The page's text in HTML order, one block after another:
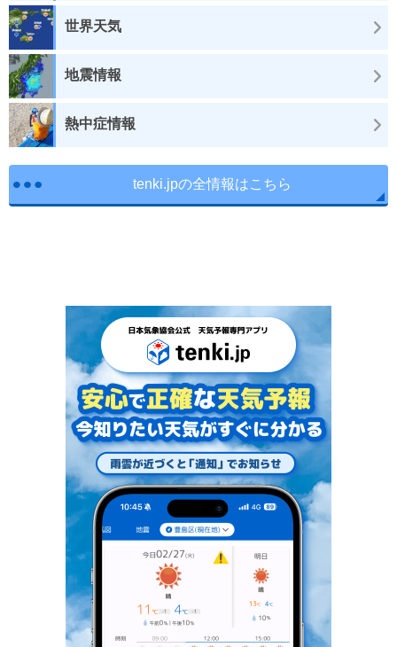
世界天気
地震情報
熱中症情報
tenki.jpの全情報はこちら